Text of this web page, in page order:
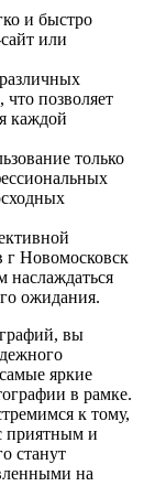
и быстро
или
позволяет
каждой
только
г Новомосковск
наслаждаться
ожидания.
вы
яркие
в рамке.
к тому,
приятным и
станут
на